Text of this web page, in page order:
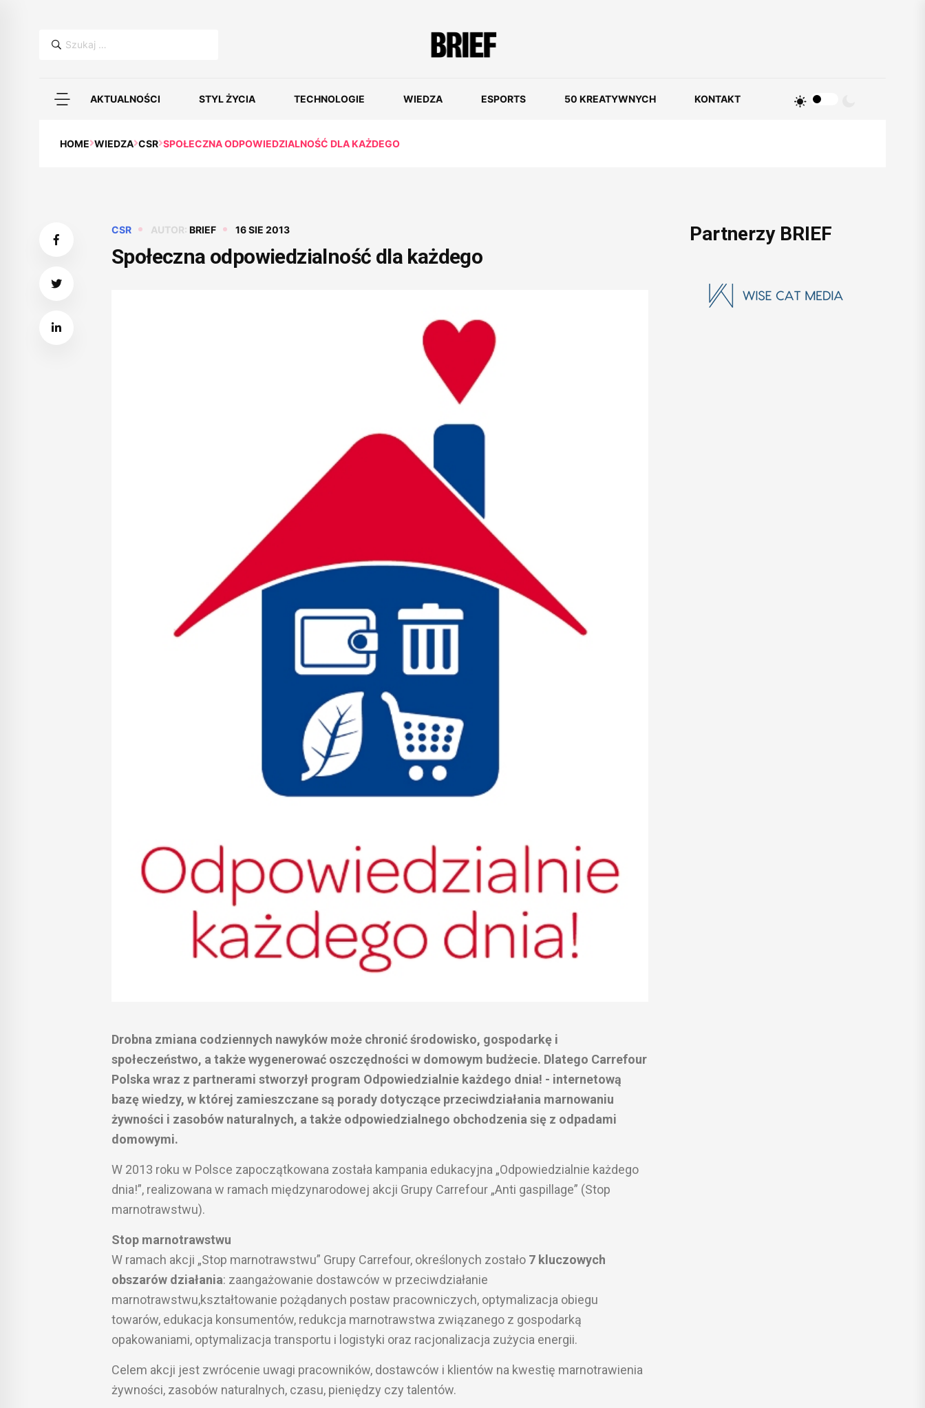
Szukaj:
AKTUALNOŚCI STYL ŻYCIA TECHNOLOGIE WIEDZA ESPORTS 50 KREATYWNYCH KONTAKT
HOME WIEDZA CSR SPOŁECZNA ODPOWIEDZIALNOŚĆ DLA KAŻDEGO
CSR AUTOR: BRIEF 16 SIE 2013
Społeczna odpowiedzialność dla każdego
Drobna zmiana codziennych nawyków może chronić środowisko, gospodarkę i
społeczeństwo, a także wygenerować oszczędności w domowym budżecie. Dlatego Carrefour
Polska wraz z partnerami stworzył program Odpowiedzialnie każdego dnia! - internetową
bazę wiedzy, w której zamieszczane są porady dotyczące przeciwdziałania marnowaniu
żywności i zasobów naturalnych, a także odpowiedzialnego obchodzenia się z odpadami
domowymi.
W 2013 roku w Polsce zapoczątkowana została kampania edukacyjna „Odpowiedzialnie każdego
dnia!”, realizowana w ramach międzynarodowej akcji Grupy Carrefour „Anti gaspillage” (Stop
marnotrawstwu).
Stop marnotrawstwu
W ramach akcji „Stop marnotrawstwu” Grupy Carrefour, określonych zostało 7 kluczowych
obszarów działania: zaangażowanie dostawców w przeciwdziałanie
marnotrawstwu,kształtowanie pożądanych postaw pracowniczych, optymalizacja obiegu
towarów, edukacja konsumentów, redukcja marnotrawstwa związanego z gospodarką
opakowaniami, optymalizacja transportu i logistyki oraz racjonalizacja zużycia energii.
Celem akcji jest zwrócenie uwagi pracowników, dostawców i klientów na kwestię marnotrawienia
żywności, zasobów naturalnych, czasu, pieniędzy czy talentów.
Partnerzy BRIEF